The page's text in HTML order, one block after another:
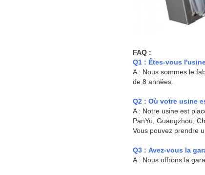
FAQ :
Q1 : Êtes-vous
A : Nous sommes le
de 8 années.
Q2 : Où votre usine
A : Notre usine est
PanYu, Guangzhou,
Vous pouvez prendre
Q3 : Avez-vous la
A : Nous offrons la